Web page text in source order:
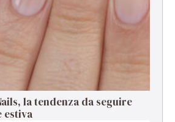
la tendenza da seguire
estiva